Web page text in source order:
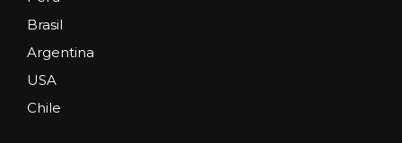
Brasil
Argentina
USA
Chile